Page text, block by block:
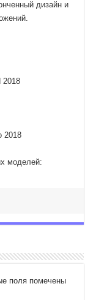
дизайн и
2018
2018
моделей:
поля помечены